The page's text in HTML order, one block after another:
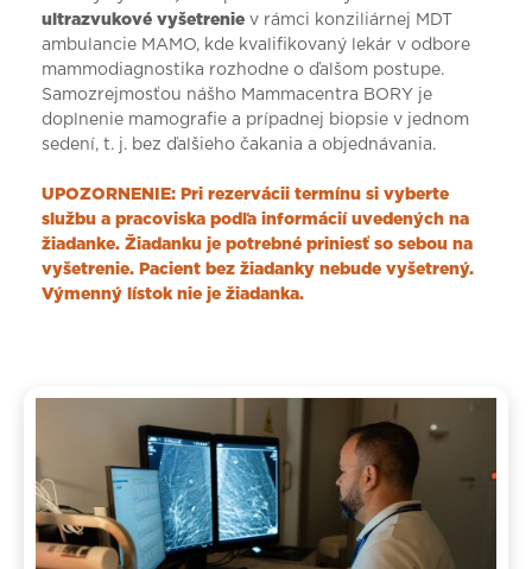
ultrazvukové vyšetrenie v rámci konziliárnej MDT
ambulancie MAMO, kde kvalifikovaný lekár v odbore
mammodiagnostika rozhodne o ďalšom postupe.
Samozrejmosťou nášho Mammacentra BORY je
doplnenie mamografie a prípadnej biopsie v jednom
sedení, t. j. bez ďalšieho čakania a objednávania.
UPOZORNENIE: Pri rezervácii termínu si vyberte
službu a pracoviska podľa informácií uvedených na
žiadanke. Žiadanku je potrebné priniesť so sebou na
vyšetrenie. Pacient bez žiadanky nebude vyšetrený.
Výmenný lístok nie je žiadanka.